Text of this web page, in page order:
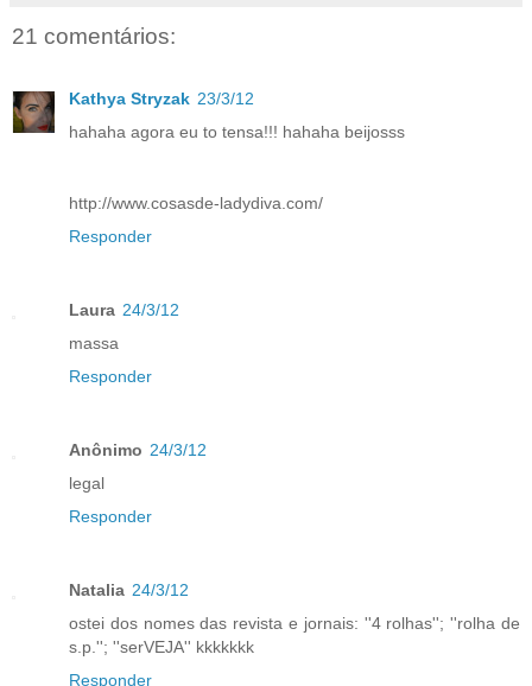
21 comentários:
Kathya Stryzak 23/3/12
hahaha agora eu to tensa!!! hahaha beijosss
http://www.cosasde-ladydiva.com/
Responder
Laura 24/3/12
massa
Responder
Anônimo 24/3/12
legal
Responder
Natalia 24/3/12
ostei dos nomes das revista e jornais: ''4 rolhas''; ''rolha de
s.p.''; ''serVEJA'' kkkkkkk
Responder